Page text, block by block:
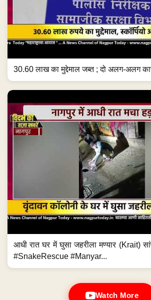
30.60 लाख का मुद्देमाल जब्त ; दो अलग-अलग
आधी रात घर में घुसा जहरीला मण्यार (Krait)
#SnakeRescue #Manyar...
Watch More